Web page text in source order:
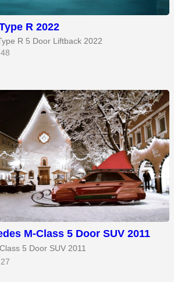
R 2022
R 5 Door Liftback 2022
M-Class 5 Door SUV 2011
5 Door SUV 2011